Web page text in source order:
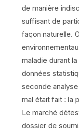
de manière
suffisant de
façon naturelle.
maladie durant
données
seconde
mal était fait : la
Le marché
dossier de